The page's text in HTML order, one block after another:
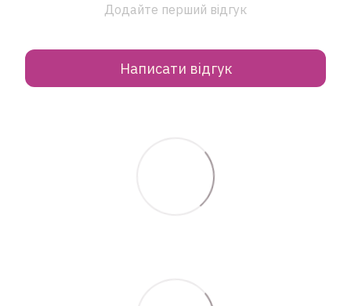
Додайте перший відгук
Написати відгук